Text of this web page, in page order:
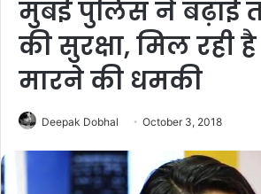
मुंबई पुलिस ने बढ़ाई
की सुरक्षा, मिल रही
मारने की धमकी
Deepak Dobhal October 3, 2018